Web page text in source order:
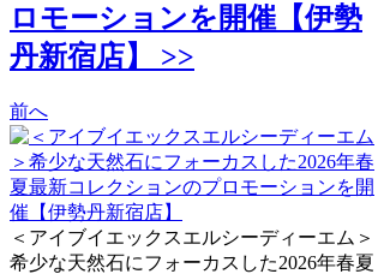
ロモーションを開催【伊勢
丹新宿店】 >>
前へ
＜アイブイエックスエルシーディーエム＞
希少な天然石にフォーカスした2026年春夏